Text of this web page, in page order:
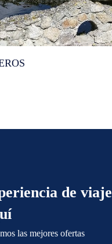
de viaje
las mejores ofertas